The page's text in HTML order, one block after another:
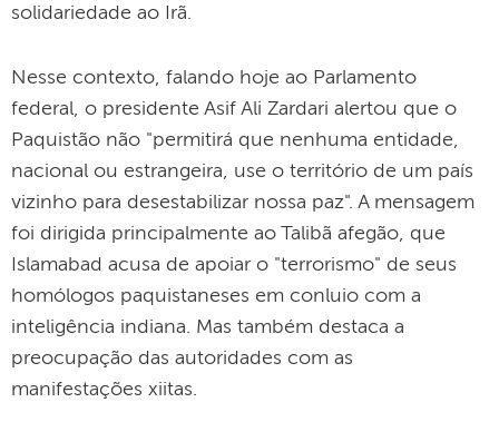
solidariedade ao Irã.
Nesse contexto, falando hoje ao Parlamento
federal, o presidente Asif Ali Zardari alertou que o
Paquistão não "permitirá que nenhuma entidade,
nacional ou estrangeira, use o território de um país
vizinho para desestabilizar nossa paz". A mensagem
foi dirigida principalmente ao Talibã afegão, que
Islamabad acusa de apoiar o "terrorismo" de seus
homólogos paquistaneses em conluio com a
inteligência indiana. Mas também destaca a
preocupação das autoridades com as
manifestações xiitas.